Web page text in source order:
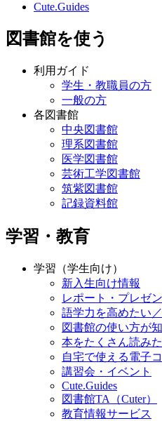
Cute.Guides
図書館を使う
利用ガイド
学生・教職員の方
一般の方
各図書館
中央図書館
理系図書館
医学図書館
芸術工学図書館
筑紫図書館
記録資料館
学習・教育
学習（学生向け）
新入生向け情報
レポート・プレゼ
語学力を高めたい
図書館の使い方が
本をたくさん読み
自宅で使える電子
講習会・イベント
Cute.Guides
図書館TA（Cuter）
教育情報サービス